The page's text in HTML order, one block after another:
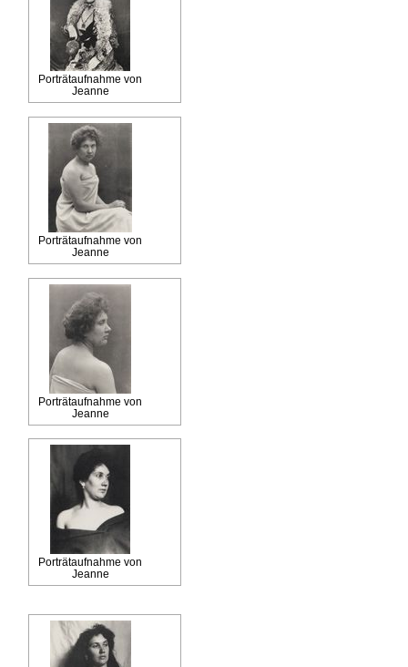
Porträtaufnahme von
Jeanne
Porträtaufnahme von
Jeanne
Porträtaufnahme von
Jeanne
Porträtaufnahme von
Jeanne